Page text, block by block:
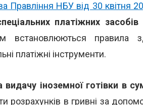
Правління НБУ від 30 квітня
платіжних засобів
правила
платіжні інструменти.
видачу іноземної готівки в
розрахунків в гривні за